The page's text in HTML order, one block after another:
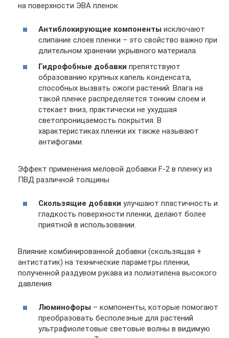
на поверхности ЭВА пленок
Антиблокирующие компоненты исключают
слипание слоев пленки – это свойство важно при
длительном хранении укрывного материала.
Гидрофобные добавки препятствуют
образованию крупных капель конденсата,
способных вызвать ожоги растений. Влага на
такой пленке распределяется тонким слоем и
стекает вниз, практически не ухудшая
светопроницаемость покрытия. В
характеристиках пленки их также называют
антифогами.
Эффект применения меловой добавки F-2 в пленку из
ПВД различной толщины
Скользящие добавки улучшают пластичность и
гладкость поверхности пленки, делают более
приятной в использовании.
Влияние комбинированной добавки (скользящая +
антистатик) на технические параметры пленки,
полученной раздувом рукава из полиэтилена высокого
давления
Люминофоры – компоненты, которые помогают
преобразовать бесполезные для растений
ультрафиолетовые световые волны в видимую